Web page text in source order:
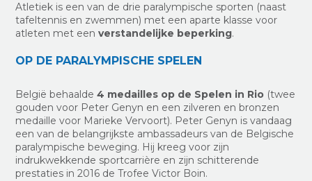
Atletiek is een van de drie paralympische sporten (naast
tafeltennis en zwemmen) met een aparte klasse voor
atleten met eenverstandelijke beperking.
OP DE PARALYMPISCHE SPELEN
België behaalde4 medailles op de Spelen in Rio (twee
gouden voor Peter Genyn en een zilveren en bronzen
medaille voor Marieke Vervoort). Peter Genyn is vandaag
een van de belangrijkste ambassadeurs van de Belgische
paralympische beweging. Hij kreeg voor zijn
indrukwekkende sportcarrière en zijn schitterende
prestaties in 2016 de Trofee Victor Boin.